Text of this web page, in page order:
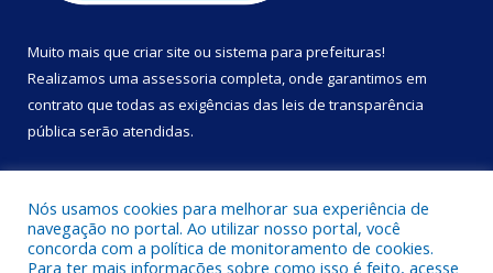
Muito mais que criar site ou sistema para prefeituras!
Realizamos uma assessoria completa, onde garantimos em
contrato que todas as exigências das leis de transparência
pública serão atendidas.
Nós usamos cookies para melhorar sua experiência de
navegação no portal. Ao utilizar nosso portal, você
concorda com a política de monitoramento de cookies.
Para ter mais informações sobre como isso é feito, acesse